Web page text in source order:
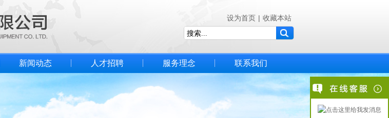
设为首页 | 收藏本站
新闻动态 人才招聘 服务理念 联系我们